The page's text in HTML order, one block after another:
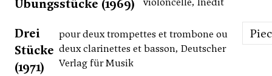
Übungsstücke (1969)
Drei
Stücke
(1971)
pour deux trompettes et trombone ou
deux clarinettes et basson, Deutscher
Verlag für Musik